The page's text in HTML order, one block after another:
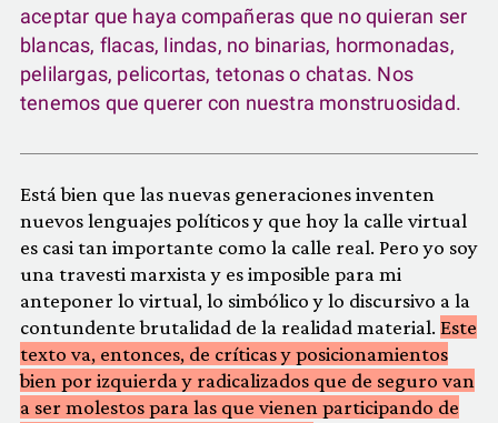
aceptar que haya compañeras que no quieran ser
blancas, flacas, lindas, no binarias, hormonadas,
pelilargas, pelicortas, tetonas o chatas. Nos
tenemos que querer con nuestra monstruosidad.
Está bien que las nuevas generaciones inventen
nuevos lenguajes políticos y que hoy la calle virtual
es casi tan importante como la calle real. Pero yo soy
una travesti marxista y es imposible para mi
anteponer lo virtual, lo simbólico y lo discursivo a la
contundente brutalidad de la realidad material. Este
texto va, entonces, de críticas y posicionamientos
bien por izquierda y radicalizados que de seguro van
a ser molestos para las que vienen participando de